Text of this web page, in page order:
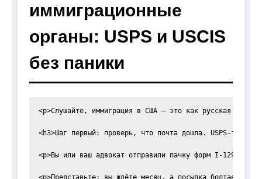
иммиграционные
органы: USPS и USCIS
без паники
<p>Слушайте, иммиграция в США — это как русская
<h3>Шаг первый: проверь, что почта дошла. USPS-
<p>Вы или ваш адвокат отправили пачку форм I-129, I-